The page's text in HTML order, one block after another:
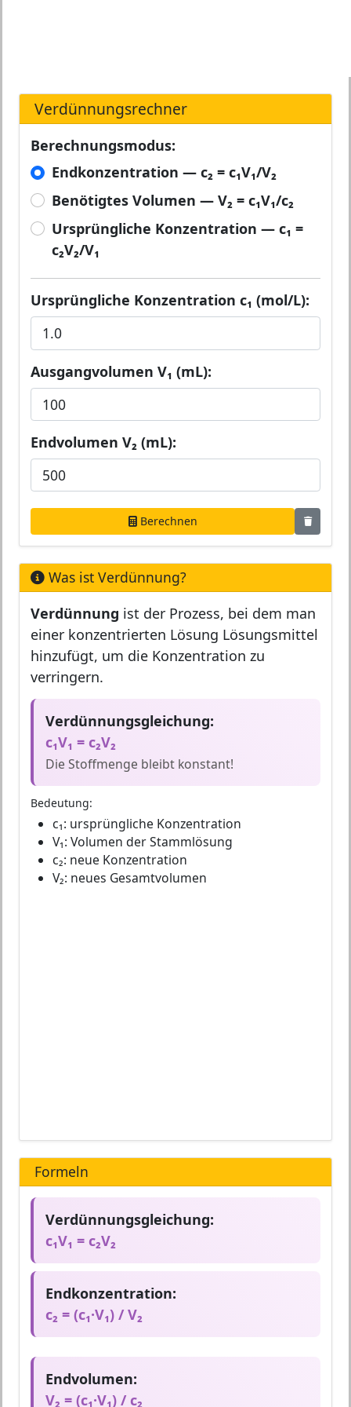
Verdünnungsrechner
Berechnungsmodus:
Endkonzentration — c₂ = c₁V₁/V₂
Benötigtes Volumen — V₂ = c₁V₁/c₂
Ursprüngliche Konzentration — c₁ =
c₂V₂/V₁
Ursprüngliche Konzentration c₁ (mol/L):
Ausgangvolumen V₁ (mL):
Endvolumen V₂ (mL):
Berechnen
Was ist Verdünnung?
Verdünnung ist der Prozess, bei dem man
einer konzentrierten Lösung Lösungsmittel
hinzufügt, um die Konzentration zu
verringern.
Verdünnungsgleichung:
c₁V₁ = c₂V₂
Die Stoffmenge bleibt konstant!
Bedeutung:
c₁: ursprüngliche Konzentration
V₁: Volumen der Stammlösung
c₂: neue Konzentration
V₂: neues Gesamtvolumen
Formeln
Verdünnungsgleichung:
c₁V₁ = c₂V₂
Endkonzentration:
c₂ = (c₁·V₁) / V₂
Endvolumen:
V₂ = (c₁·V₁) / c₂